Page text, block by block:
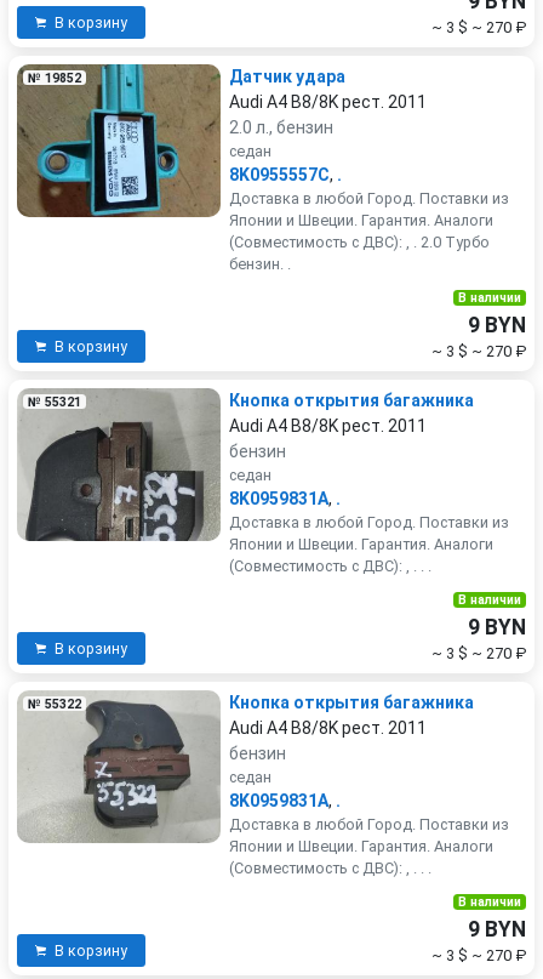
В корзину ~ 3 $ ~ 270 ₽
№ 19852
Датчик удара
Audi A4 B8/8K рест. 2011
2.0 л., бензин
седан
8K0955557C, .
Доставка в любой Город. Поставки из
Японии и Швеции. Гарантия. Аналоги
(Совместимость с ДВС): , . 2.0 Турбо
бензин. .
В корзину
В наличии
9 BYN
~ 3 $ ~ 270 ₽
№ 55321
Кнопка открытия багажника
Audi A4 B8/8K рест. 2011
бензин
седан
8K0959831A, .
Доставка в любой Город. Поставки из
Японии и Швеции. Гарантия. Аналоги
(Совместимость с ДВС): , . . .
В корзину
В наличии
9 BYN
~ 3 $ ~ 270 ₽
№ 55322
Кнопка открытия багажника
Audi A4 B8/8K рест. 2011
бензин
седан
8K0959831A, .
Доставка в любой Город. Поставки из
Японии и Швеции. Гарантия. Аналоги
(Совместимость с ДВС): , . . .
В корзину
В наличии
9 BYN
~ 3 $ ~ 270 ₽